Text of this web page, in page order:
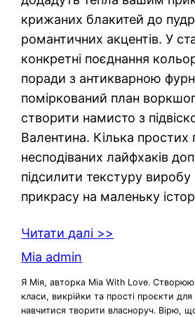
крижаних блакитей до
романтичних акцентів. У
конкретні поєднання
поради з антикварною
поміркований план
створити намисто з
Валентина. Кілька простих
несподіваних лайфхаків
підсилити текстуру
прикрасу на маленьку
Читати далі >>
Mia admin
Я Мія, авторка Mia With Love.
класи, викрійки та прості проєкти
навчитися творити власноруч. Вірю,